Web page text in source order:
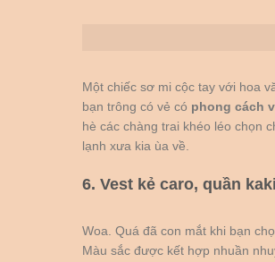
Một chiếc sơ mi cộc tay với hoa
bạn trông có vẻ có phong cách
hè các chàng trai khéo léo chọn
lạnh xưa kia ùa về.
6. Vest kẻ caro, quần
Woa. Quá đã con mắt khi bạn
Màu sắc được kết hợp nhuần